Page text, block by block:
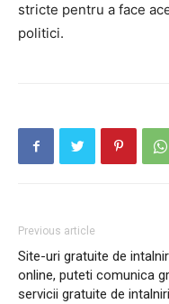
stricte pentru a face
politici.
Previous article
Site-uri gratuite de
online, puteti comunica
servicii gratuite de intalniri